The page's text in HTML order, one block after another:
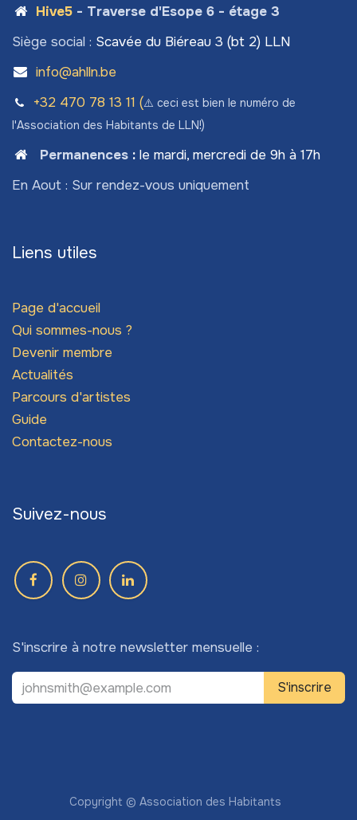
Hive5- Traverse d'Esope 6 - étage 3
Siège social : Scavée du Biéreau 3 (bt 2) LLN
info@ahlln.be
+32 470 78​ 13 11 (⚠️ ceci est bien le numéro de
l'Association des Habitants de LLN!)
Permanences: le mardi, mercredi de 9h à 17h
En Aout : Sur rendez-vous uniquement
Liens utiles
Page d'accueil
Qui sommes-nous ?
Devenir membre
Actualités
Parcours d'artistes
Guide
Contactez-nous
Suivez-nous
S'inscrire à notre newsletter mensuelle :
S'inscrire
Copyright © Association des Habitants